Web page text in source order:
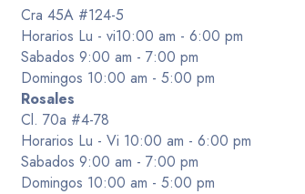
Cra 45A #124-5
Horarios Lu - vi10:00 am - 6:00 pm
Sabados 9:00 am - 7:00 pm
Domingos 10:00 am - 5:00 pm
Rosales
Cl. 70a #4-78
Horarios Lu - Vi 10:00 am - 6:00 pm
Sabados 9:00 am - 7:00 pm
Domingos 10:00 am - 5:00 pm